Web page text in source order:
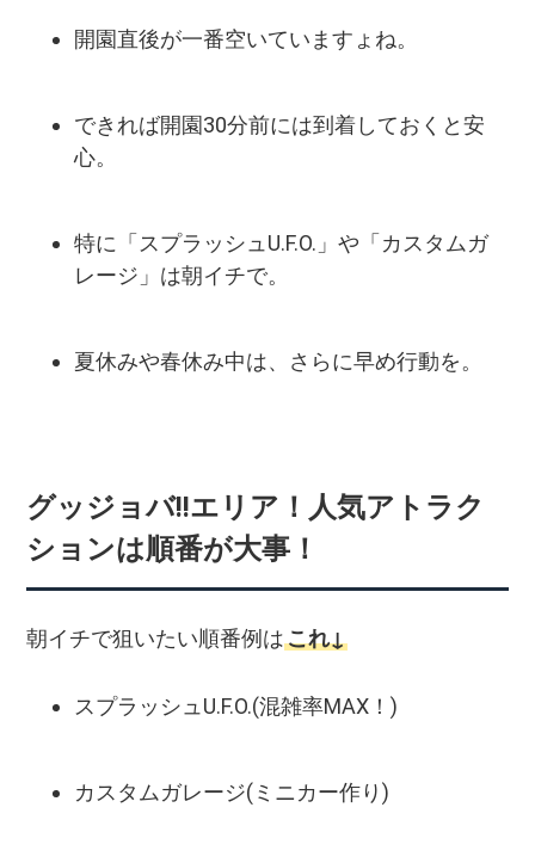
開園直後が一番空いていますょね。
できれば開園30分前には到着しておくと安
心。
特に「スプラッシュU.F.O.」や「カスタムガ
レージ」は朝イチで。
夏休みや春休み中は、さらに早め行動を。
グッジョバ!!エリア！人気アトラク
ションは順番が大事！
朝イチで狙いたい順番例はこれ↓
スプラッシュU.F.O.(混雑率MAX！)
カスタムガレージ(ミニカー作り)